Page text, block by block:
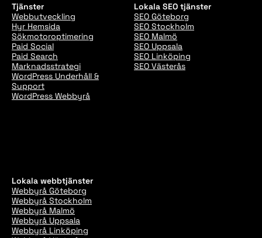
Tjänster
Webbutveckling
Hyr Hemsida
Sökmotoroptimering
Paid Social
Paid Search
Marknadsstrategi
WordPress Underhåll &
Support
WordPress Webbyrå
Lokala SEO tjänster
SEO Göteborg
SEO Stockholm
SEO Malmö
SEO Uppsala
SEO Linköping
SEO Västerås
Lokala webbtjänster
Webbyrå Göteborg
Webbyrå Stockholm
Webbyrå Malmö
Webbyrå Uppsala
Webbyrå Linköping